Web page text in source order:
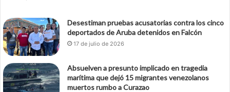
Desestiman pruebas acusatorias contra los cinco
deportados de Aruba detenidos en Falcón
17 de julio de 2026
Absuelven a presunto implicado en tragedia
marítima que dejó 15 migrantes venezolanos
muertos rumbo a Curazao